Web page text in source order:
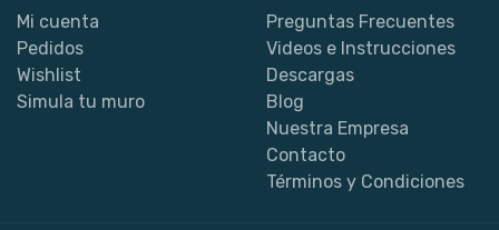
Mi cuenta
Pedidos
Wishlist
Simula tu muro
Preguntas Frecuentes
Videos e Instrucciones
Descargas
Blog
Nuestra Empresa
Contacto
Términos y Condiciones